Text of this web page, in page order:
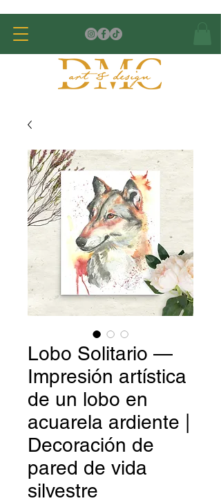
Lobo Solitario —
Impresión artística
de un lobo en
acuarela ardiente |
Decoración de
pared de vida
silvestre